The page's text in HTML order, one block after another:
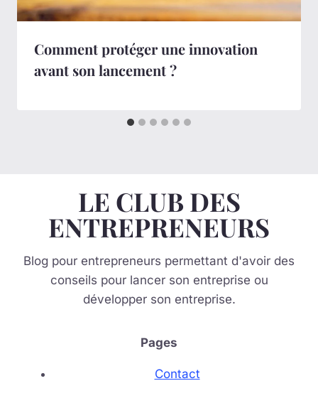
Comment protéger une innovation
avant son lancement ?
LE CLUB DES
ENTREPRENEURS
Blog pour entrepreneurs permettant d'avoir des
conseils pour lancer son entreprise ou
développer son entreprise.
Pages
Contact